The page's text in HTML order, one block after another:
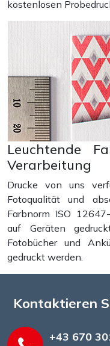
kostenlosen
Leuchtende
Verarbeitung
Drucke von uns
Fotoqualität und
Farbnorm ISO
auf Geräten
Fotobücher und
gedruckt werden.
Kontaktieren
+43 670